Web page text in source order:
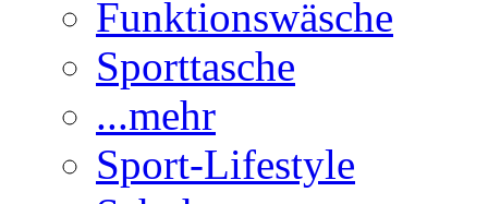
Funktionswäsche
Sporttasche
...mehr
Sport-Lifestyle